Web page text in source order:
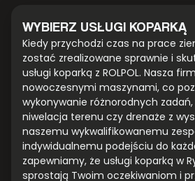
WYBIERZ USŁUGI KOPARKĄ
Kiedy przychodzi czas na prace
zostać zrealizowane sprawnie i
usługi koparką z ROLPOL. Nasza
nowoczesnymi maszynami, co
wykonywanie różnorodnych
niwelacja terenu czy drenaże z
naszemu wykwalifikowanemu
indywidualnemu podejściu do
zapewniamy, że usługi koparką w
sprostają Twoim oczekiwaniom i